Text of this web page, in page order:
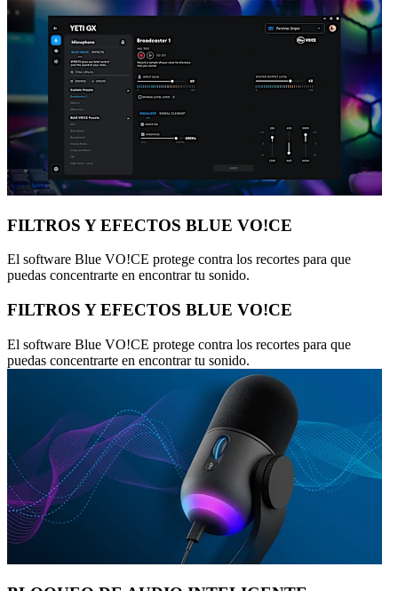
FILTROS Y EFECTOS BLUE VO!CE
El software Blue VO!CE protege contra los recortes para que
puedas concentrarte en encontrar tu sonido.
FILTROS Y EFECTOS BLUE VO!CE
El software Blue VO!CE protege contra los recortes para que
puedas concentrarte en encontrar tu sonido.